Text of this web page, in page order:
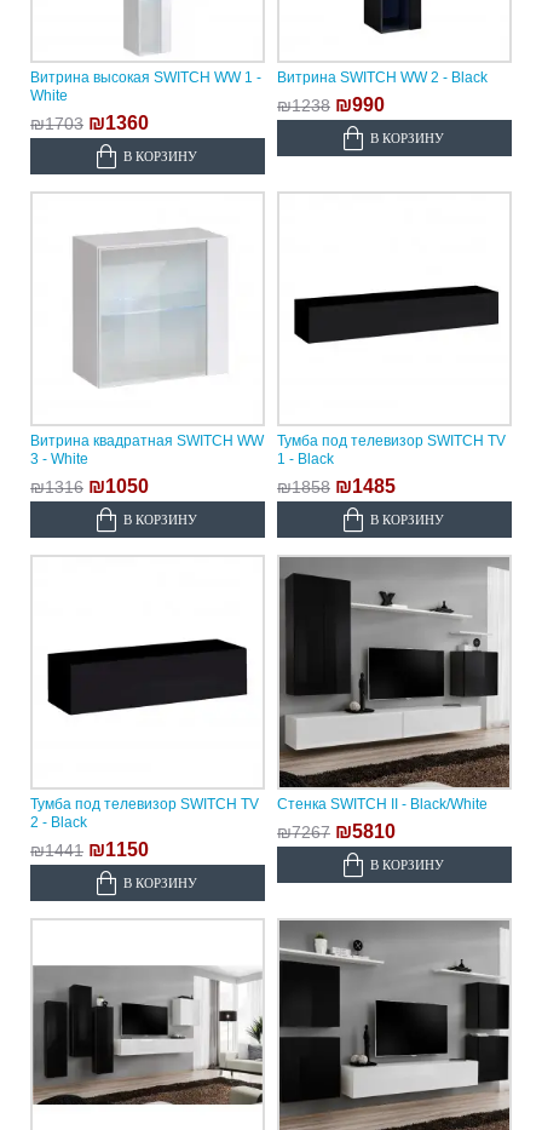
Витрина высокая SWITCH WW 1 -
White
₪1703 ₪1360
В КОРЗИНУ
Витрина SWITCH WW 2 - Black
₪1238 ₪990
В КОРЗИНУ
Витрина квадратная SWITCH WW
3 - White
₪1316 ₪1050
В КОРЗИНУ
Тумба под телевизор SWITCH TV
1 - Black
₪1858 ₪1485
В КОРЗИНУ
Тумба под телевизор SWITCH TV
2 - Black
₪1441 ₪1150
В КОРЗИНУ
Стенка SWITCH II - Black/White
₪7267 ₪5810
В КОРЗИНУ